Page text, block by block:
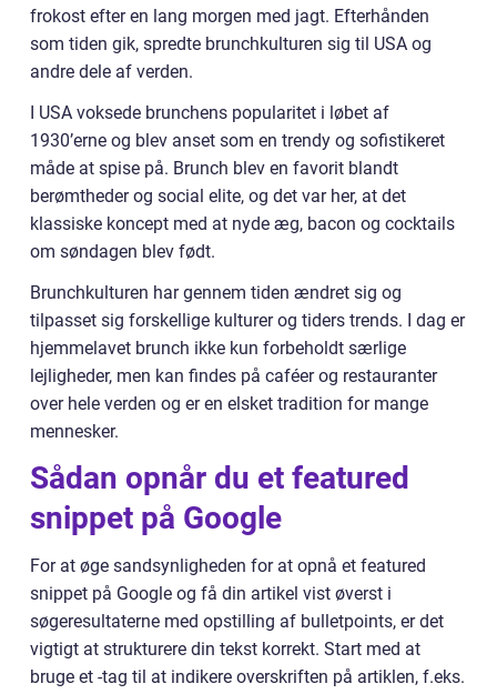
frokost efter en lang morgen med jagt. Efterhånden
som tiden gik, spredte brunchkulturen sig til USA og
andre dele af verden.
I USA voksede brunchens popularitet i løbet af
1930’erne og blev anset som en trendy og sofistikeret
måde at spise på. Brunch blev en favorit blandt
berømtheder og social elite, og det var her, at det
klassiske koncept med at nyde æg, bacon og cocktails
om søndagen blev født.
Brunchkulturen har gennem tiden ændret sig og
tilpasset sig forskellige kulturer og tiders trends. I dag er
hjemmelavet brunch ikke kun forbeholdt særlige
lejligheder, men kan findes på caféer og restauranter
over hele verden og er en elsket tradition for mange
mennesker.
Sådan opnår du et featured
snippet på Google
For at øge sandsynligheden for at opnå et featured
snippet på Google og få din artikel vist øverst i
søgeresultaterne med opstilling af bulletpoints, er det
vigtigt at strukturere din tekst korrekt. Start med at
bruge et -tag til at indikere overskriften på artiklen, f.eks.